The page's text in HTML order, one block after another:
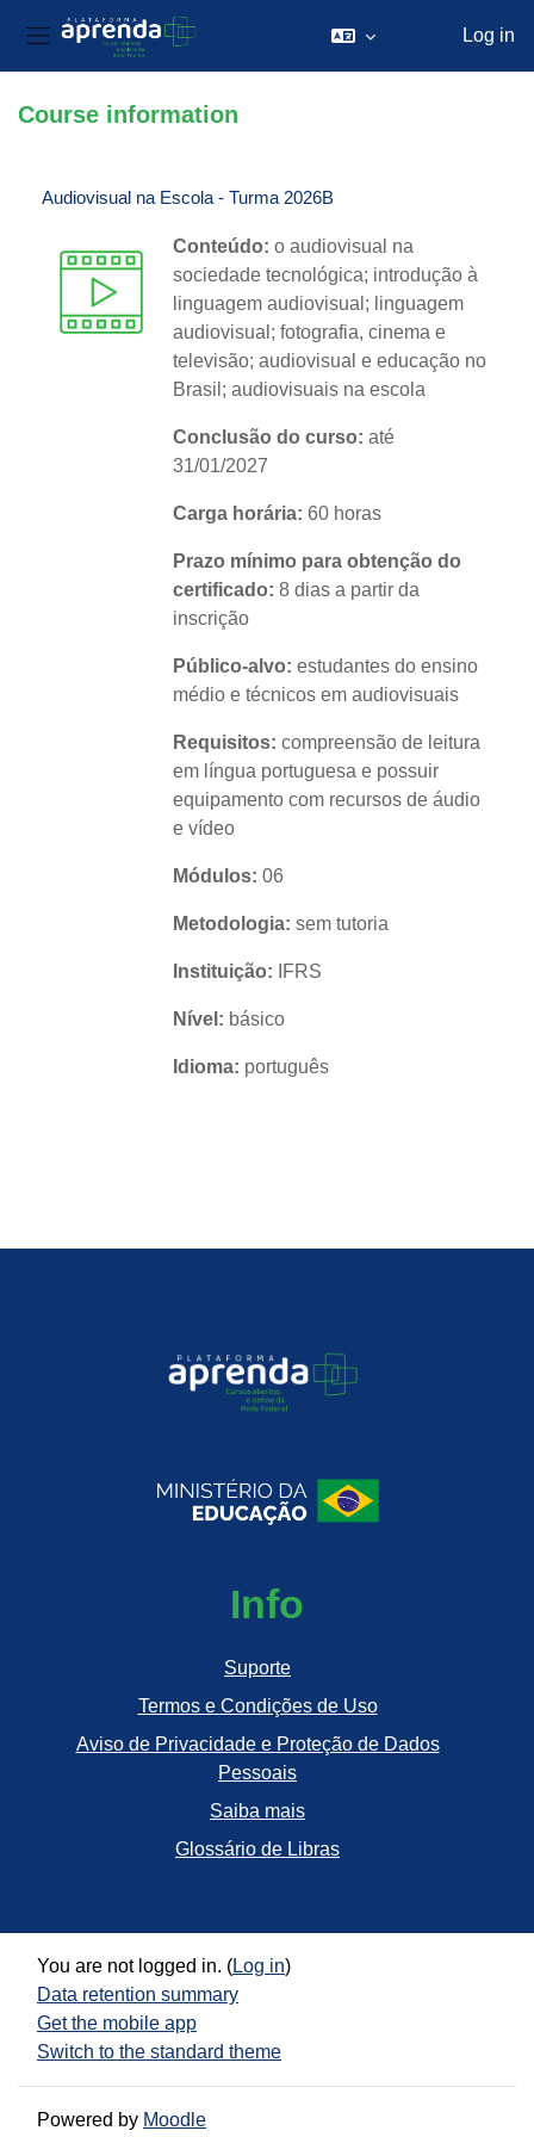
Side panel
Log in
Course information
Audiovisual na Escola - Turma 2026B
Conteúdo: o audiovisual na
sociedade tecnológica; introdução à
linguagem audiovisual; linguagem
audiovisual; fotografia, cinema e
televisão; audiovisual e educação no
Brasil; audiovisuais na escola
Conclusão do curso: até
31/01/2027
Carga horária: 60 horas
Prazo mínimo para obtenção do
certificado: 8 dias a partir da
inscrição
Público-alvo: estudantes do ensino
médio e técnicos em audiovisuais
Requisitos: compreensão de leitura
em língua portuguesa e possuir
equipamento com recursos de áudio
e vídeo
Módulos: 06
Metodologia: sem tutoria
Instituição: IFRS
Nível: básico
Idioma: português
Info
Suporte
Termos e Condições de Uso
Aviso de Privacidade e Proteção de Dados
Pessoais
Saiba mais
Glossário de Libras
You are not logged in. (Log in)
Data retention summary
Get the mobile app
Switch to the standard theme
Powered by Moodle